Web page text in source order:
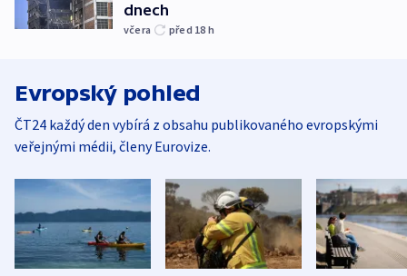
dnech
včera před 18 h
Evropský pohled
ČT24 každý den vybírá z obsahu publikovaného evropskými
veřejnými médii, členy Eurovize.